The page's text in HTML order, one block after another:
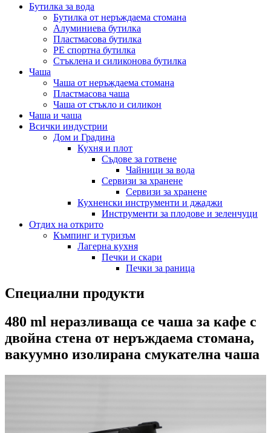
Бутилка за вода
Бутилка от неръждаема стомана
Алуминиева бутилка
Пластмасова бутилка
PE спортна бутилка
Стъклена и силиконова бутилка
Чаша
Чаша от неръждаема стомана
Пластмасова чаша
Чаша от стъкло и силикон
Чаша и чаша
Всички индустрии
Дом и Градина
Кухня и плот
Съдове за готвене
Чайници за вода
Сервизи за хранене
Сервизи за хранене
Кухненски инструменти и джаджи
Инструменти за плодове и зеленчуци
Отдих на открито
Къмпинг и туризъм
Лагерна кухня
Печки и скари
Печки за раница
Специални продукти
480 ml неразливаща се чаша за кафе с
двойна стена от неръждаема стомана,
вакуумно изолирана смукателна чаша